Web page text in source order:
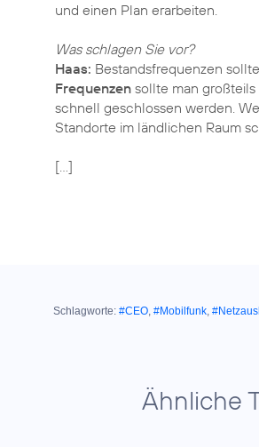
und einen Plan erarbeiten.
Was schlagen Sie vor?
Haas: Bestandsfrequenzen
Frequenzen sollte man
schnell geschlossen werden.
Standorte im ländlichen Raum
[…]
Schlagworte: #CEO, #Mobilfunk,
Ähnliche